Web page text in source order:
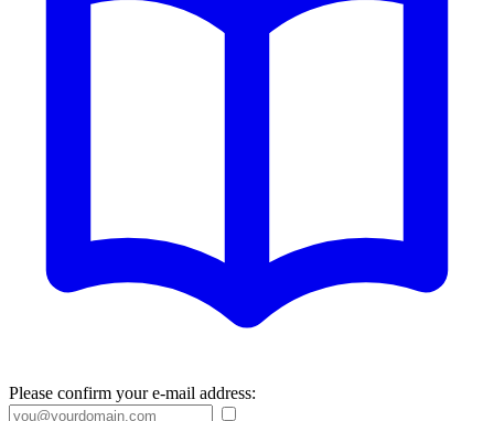
Please confirm your e-mail address: